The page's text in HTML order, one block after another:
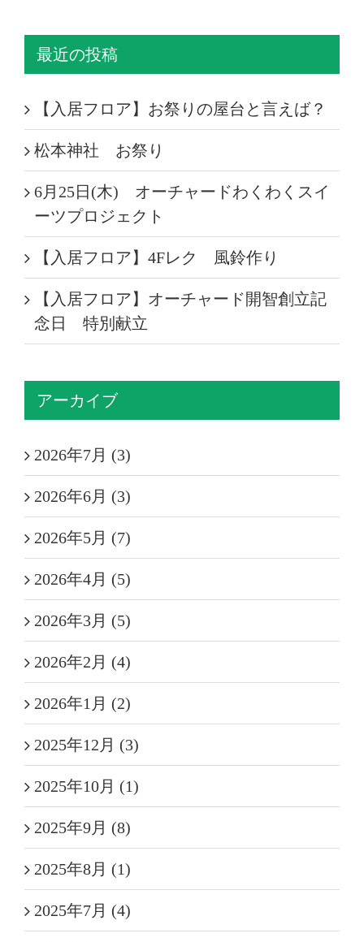
最近の投稿
【入居フロア】お祭りの屋台と言えば？
松本神社 お祭り
6月25日(木) オーチャードわくわくスイ
ーツプロジェクト
【入居フロア】4Fレク 風鈴作り
【入居フロア】オーチャード開智創立記
念日 特別献立
アーカイブ
2026年7月 (3)
2026年6月 (3)
2026年5月 (7)
2026年4月 (5)
2026年3月 (5)
2026年2月 (4)
2026年1月 (2)
2025年12月 (3)
2025年10月 (1)
2025年9月 (8)
2025年8月 (1)
2025年7月 (4)